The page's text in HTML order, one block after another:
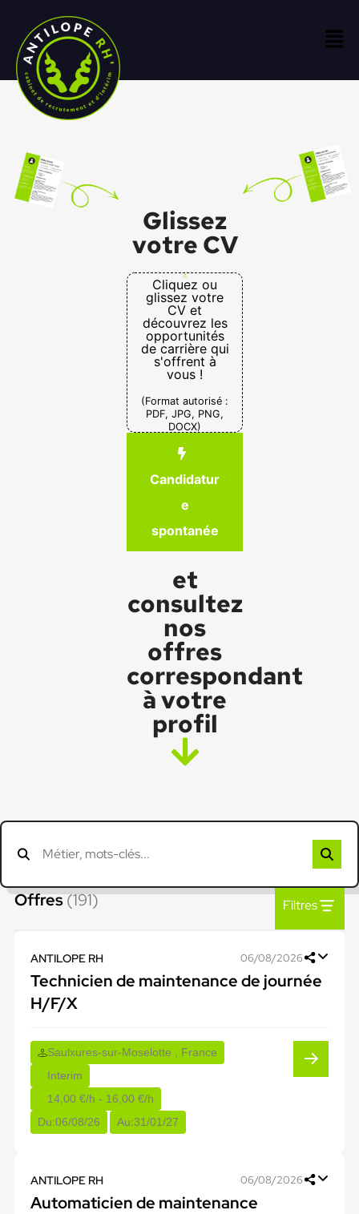
Glissez
votre CV
Cliquez ou
glissez votre
CV et
découvrez les
opportunités
de carrière qui
s'offrent à
vous !
(Format autorisé :
PDF, JPG, PNG,
DOCX)
Candidatur
e
spontanée
et
consultez
nos
offres
correspondant
à votre
profil
Offres(191) Filtres
ANTILOPE RH 06/08/2026
Technicien de maintenance de journée
H/F/X
Saulxures-sur-Moselotte , France
Interim
14,00 €/h - 16,00 €/h
Du:06/08/26 Au:31/01/27
ANTILOPE RH 06/08/2026
Automaticien de maintenance